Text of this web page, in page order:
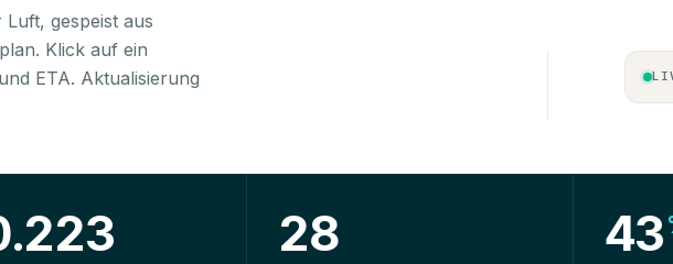
gespeist aus
Klick auf ein
ETA. Aktualisierung
28 43